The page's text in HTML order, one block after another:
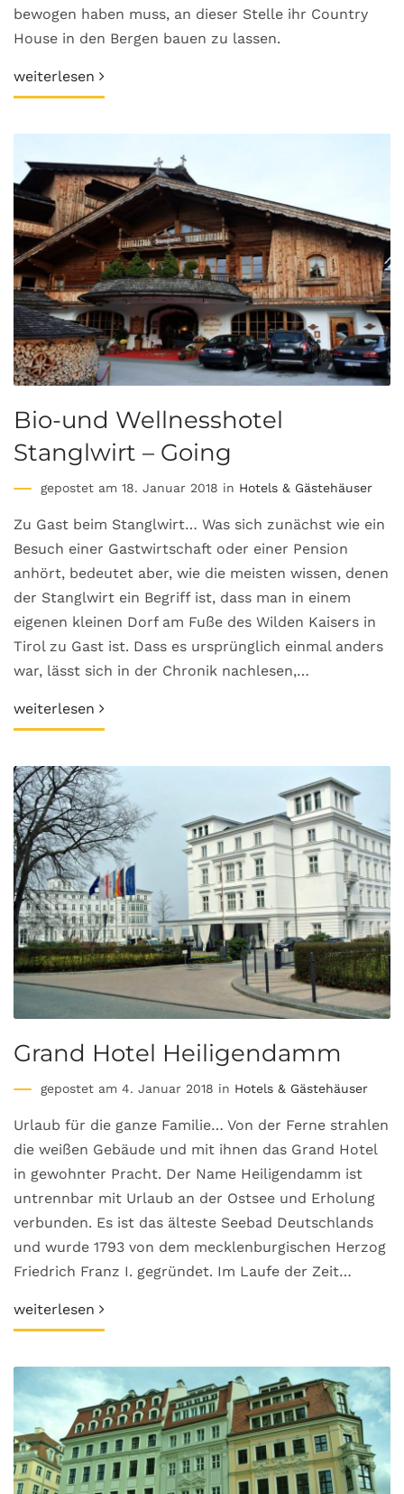
bewogen haben muss, an dieser Stelle ihr Country
House in den Bergen bauen zu lassen.
weiterlesen
Bio-und Wellnesshotel
Stanglwirt – Going
gepostet am 18. Januar 2018 in Hotels & Gästehäuser
Zu Gast beim Stanglwirt… Was sich zunächst wie ein
Besuch einer Gastwirtschaft oder einer Pension
anhört, bedeutet aber, wie die meisten wissen, denen
der Stanglwirt ein Begriff ist, dass man in einem
eigenen kleinen Dorf am Fuße des Wilden Kaisers in
Tirol zu Gast ist. Dass es ursprünglich einmal anders
war, lässt sich in der Chronik nachlesen,…
weiterlesen
Grand Hotel Heiligendamm
gepostet am 4. Januar 2018 in Hotels & Gästehäuser
Urlaub für die ganze Familie… Von der Ferne strahlen
die weißen Gebäude und mit ihnen das Grand Hotel
in gewohnter Pracht. Der Name Heiligendamm ist
untrennbar mit Urlaub an der Ostsee und Erholung
verbunden. Es ist das älteste Seebad Deutschlands
und wurde 1793 von dem mecklenburgischen Herzog
Friedrich Franz I. gegründet. Im Laufe der Zeit…
weiterlesen